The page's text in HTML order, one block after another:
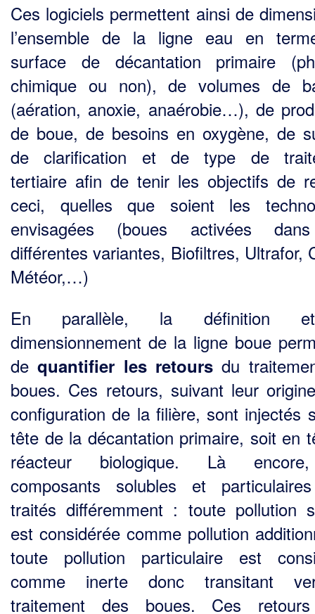
Ces logiciels permettent ainsi de
l’ensemble de la ligne eau en
surface de décan­tation primaire
chimique ou non), de volumes de
(aération, anoxie, anaérobie…), de
de boue, de besoins en oxygène, de
de clarification et de type de
tertiaire afin de tenir les objectifs de
ceci, quelles que soient les
envisagées (boues activées
différentes variantes, Biofiltres, Ultrafor,
Météor,…)
En parallèle, la définition
dimensionnement de la ligne boue
dequantifier les retours du
boues. Ces retours, suivant leur
configuration de la filière, sont injectés
tête de la décantation primaire, soit en
réacteur biologique. Là
composants solubles et
traités différemment : toute pollution
est considérée comme pollution
toute pollution particulaire est
comme inerte donc transitant
traitement des boues. Ces